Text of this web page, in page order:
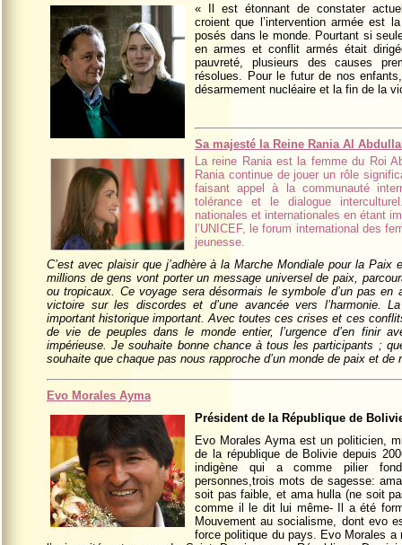
« Il est étonnant de constater
croient que l’intervention armée est
posés dans le monde. Pourtant si
en armes et conflit armés était
pauvreté, plusieurs des causes
résolues. Pour le futur de nos
désarmement nucléaire et la fin de la
Sa majesté la Reine Rania Al
La reine Rania est la femme du Roi
Rania continue de jouer un rôle
faisant appel à la communauté
tolérance et le dialogue
nationales et internationales en étant
l’UNICEF, le forum international des
jeunesse.
C’est avec plaisir que j’adhère à la Marche Mondiale pour la
millions de gens vont porter un message universel de paix,
ou tropicaux. Ce voyage sera désormais le symbole d’un pas en
victoire sur les discordes et d’une avancée vers l’harmonie.
important historique important. Avec toutes ces crises et ces
de vie de peuples dans le monde entier, l’urgence d’en finir
impérieuse. Je souhaite bonne chance à tous les participants ;
souhaite que chaque pas nous rapproche d’un monde de paix et de
Evo Morales Ayma
Président de la République de
Evo Morales Ayma est un politicien,
de la république de Bolivie depuis
indigène qui a comme pilier
personnes,trois mots de sagesse:
soit pas faible, et ama hulla (ne soit
comme il le dit lui même- Il a été
Mouvement au socialisme, dont evo
force politique du pays. Evo Morales